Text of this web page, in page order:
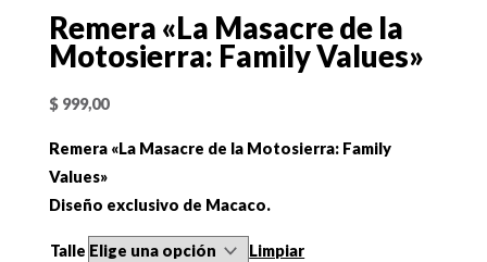
Remera «La Masacre de la
Motosierra: Family Values»
$ 999,00
Remera «La Masacre de la Motosierra: Family
Values»
Diseño exclusivo de Macaco.
Talle
Limpiar